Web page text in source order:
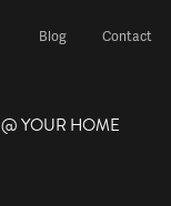
@ YOUR HOME
Blog Contact